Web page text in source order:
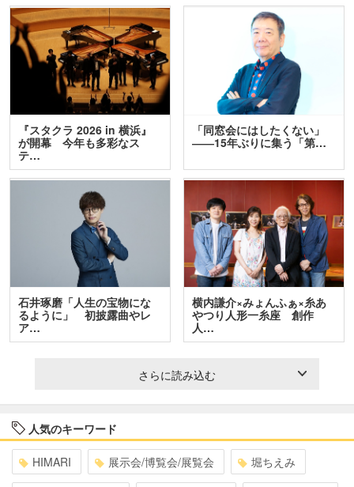
『スタクラ 2026 in 横浜』
が開幕 今年も多彩なス
テ…
「同窓会にはしたくない」
――15年ぶりに集う「第…
石井琢磨「人生の宝物にな
るように」 初披露曲やレ
ア…
横内謙介×みょんふぁ×糸あ
やつり人形一糸座 創作
人…
さらに読み込む
人気のキーワード
HIMARI 展示会/博覧会/展覧会 堀ちえみ